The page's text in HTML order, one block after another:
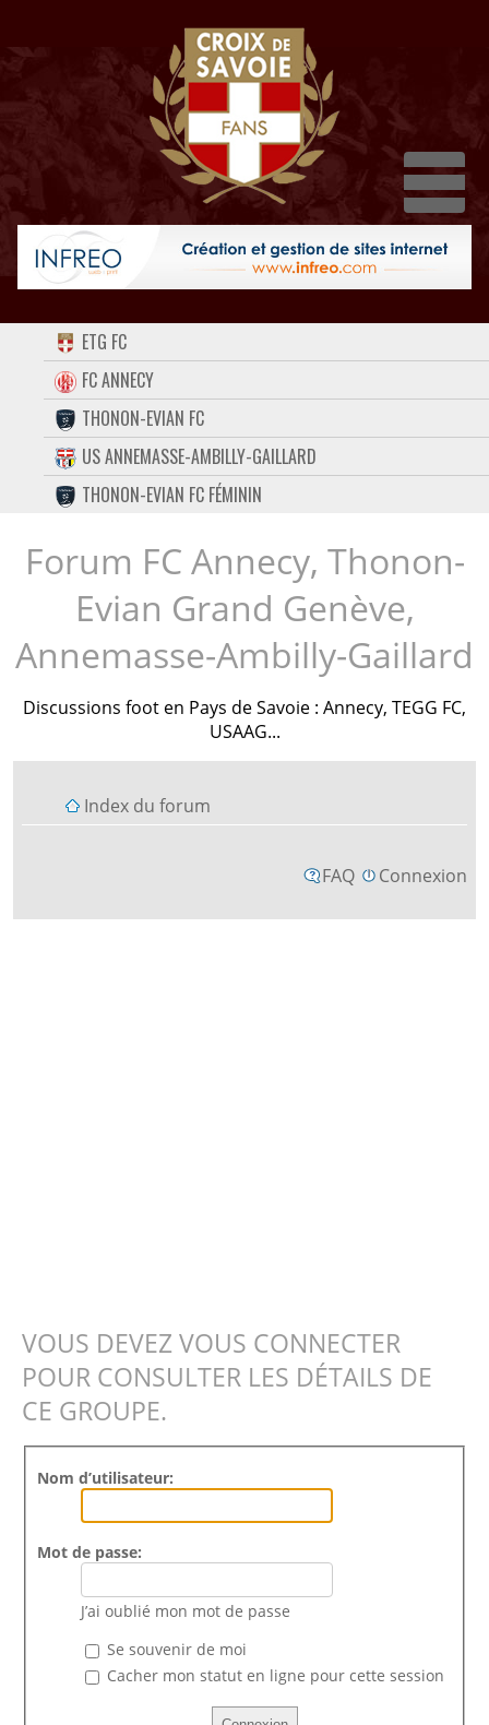
ACCUEIL
FORUM
CONTACT
FACEBOOK
TWITTER
INSTAGRAM
ETG FC
FC ANNECY
THONON-EVIAN FC
US ANNEMASSE-AMBILLY-GAILLARD
THONON-EVIAN FC FÉMININ
Forum FC Annecy, Thonon-
Evian Grand Genève,
Annemasse-Ambilly-Gaillard
Discussions foot en Pays de Savoie : Annecy, TEGG FC,
USAAG...
Index du forum
FAQ Connexion
VOUS DEVEZ VOUS CONNECTER
POUR CONSULTER LES DÉTAILS DE
CE GROUPE.
Nom d’utilisateur:
Mot de passe:
J’ai oublié mon mot de passe
Se souvenir de moi
Cacher mon statut en ligne pour cette session